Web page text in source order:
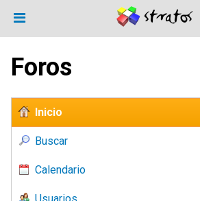
Foros
Inicio
Buscar
Calendario